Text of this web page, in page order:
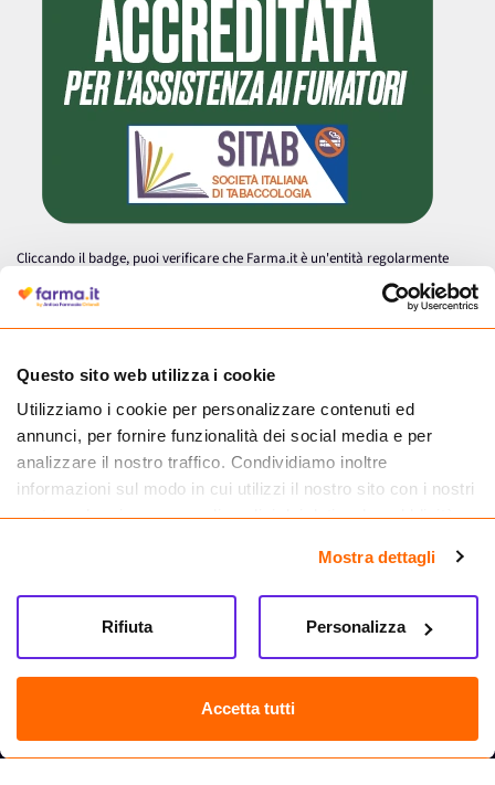
Questo sito web utilizza i cookie
Utilizziamo i cookie per personalizzare contenuti ed
annunci, per fornire funzionalità dei social media e per
analizzare il nostro traffico. Condividiamo inoltre
informazioni sul modo in cui utilizzi il nostro sito con i nostri
partner che si occupano di analisi dei dati web, pubblicità e
informazioni che hai fornito loro o che hanno raccolto dal
tuo utilizzo dei loro servizi.
Mostra dettagli
Accetta tutti
Personalizza
Rifiuta
Cliccando il badge, puoi verificare che Farma.it è un'entità regolarmente
autorizzata dal Ministero della Salute a effettuare la vendita online di
medicinali.
Farma.it S.a.s. P. IVA 07417261216 REA: NA-884088
CREDITS
Sede legale Via delle Repubbliche Marinare 128, 80147 Napoli